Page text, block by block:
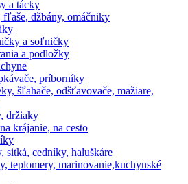
a tácky
fľaše, džbány, omáčniky
a soľničky
a podložky
príborníky
šľahače, odšťavovače, mažiare,
držiaky
krájanie, na cesto
sitká, cedníky, haluškáre
teplomery, marinovanie,kuchynské